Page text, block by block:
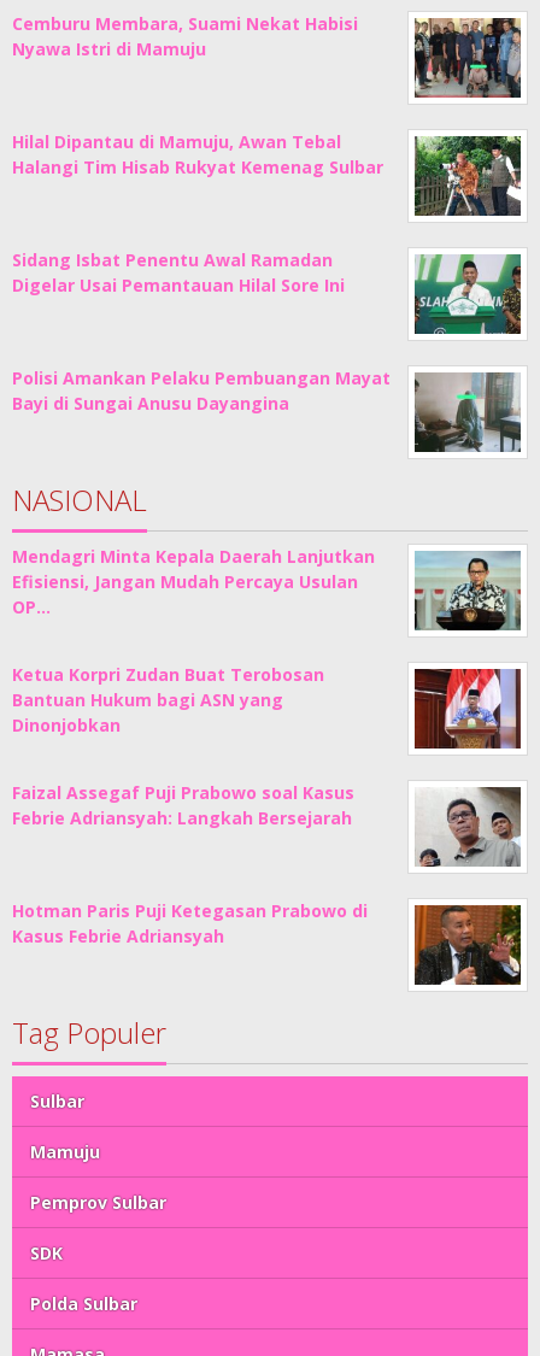
Cemburu Membara, Suami Nekat Habisi
Nyawa Istri di Mamuju
Hilal Dipantau di Mamuju, Awan Tebal
Halangi Tim Hisab Rukyat Kemenag Sulbar
Sidang Isbat Penentu Awal Ramadan
Digelar Usai Pemantauan Hilal Sore Ini
Polisi Amankan Pelaku Pembuangan Mayat
Bayi di Sungai Anusu Dayangina
NASIONAL
Mendagri Minta Kepala Daerah Lanjutkan
Efisiensi, Jangan Mudah Percaya Usulan
OP…
Ketua Korpri Zudan Buat Terobosan
Bantuan Hukum bagi ASN yang
Dinonjobkan
Faizal Assegaf Puji Prabowo soal Kasus
Febrie Adriansyah: Langkah Bersejarah
Hotman Paris Puji Ketegasan Prabowo di
Kasus Febrie Adriansyah
Tag Populer
Sulbar
Mamuju
Pemprov Sulbar
SDK
Polda Sulbar